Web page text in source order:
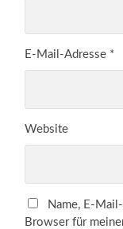
E-Mail-Adresse *
Website
Name, E-
Browser für